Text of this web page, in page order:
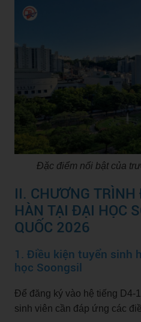
Đặc điểm nổi bật của
II. CHƯƠNG TRÌNH
HÀN TẠI ĐẠI HỌC
QUỐC 2026
1. Điều kiện tuyển sinh
học Soongsil
Để đăng ký vào hệ tiếng D4-
sinh viên cần đáp ứng các